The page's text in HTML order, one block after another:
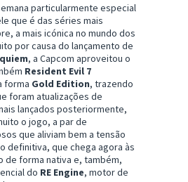
particularmente especial
que é das séries mais
a mais icónica no mundo dos
por causa do lançamento de
, a Capcom aproveitou o
Resident Evil 7
forma Gold Edition, trazendo
foram atualizações de
lançados posteriormente,
o jogo, a par de
que aliviam bem a tensão
definitiva, que chega agora às
de forma nativa e, também,
do RE Engine, motor de